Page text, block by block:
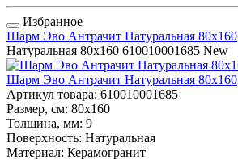
Избранное
Шарм Эво Антрачит Натуральная 80x160
Натуральная 80x160 610010001685 New
Шарм Эво Антрачит Натуральная 80x160
Артикул товара: 610010001685
Размер, см: 80x160
Толщина, мм: 9
Поверхность: Натуральная
Материал: Керамогранит